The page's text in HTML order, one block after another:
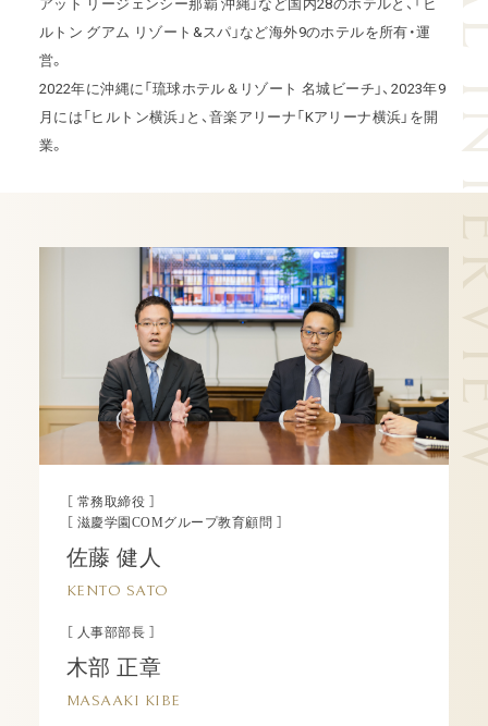
アット リージェンシー那覇 沖縄」など国内28のホテルと、 「ヒ
ルトン グアム リゾート&スパ」など海外9のホテルを所有・運
営。
2022年に沖縄に「琉球ホテル＆リゾート 名城ビーチ」、 2023年9
月には「ヒルトン横浜」と、音楽アリーナ「Kアリーナ横浜」を開
業。
［ 常務取締役 ］
［ 滋慶学園COMグループ教育顧問 ］
佐藤 健人
KENTO SATO
［ 人事部部長 ］
木部 正章
MASAAKI KIBE